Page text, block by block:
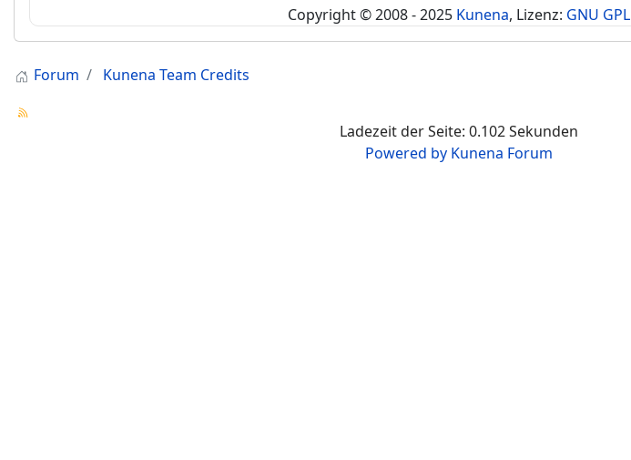
Copyright © 2008 - 2025 Kunena, Lizenz: GNU GPL
Forum Kunena Team Credits
Ladezeit der Seite: 0.102 Sekunden
Powered by Kunena Forum